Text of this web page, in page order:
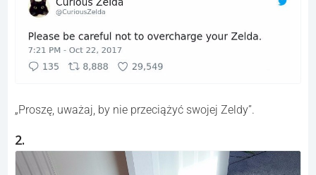
„Proszę, uważaj, by nie przeciążyć swojej Zeldy”.
2.